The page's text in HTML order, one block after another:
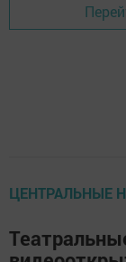
ЦЕНТРАЛЬНЫЕ